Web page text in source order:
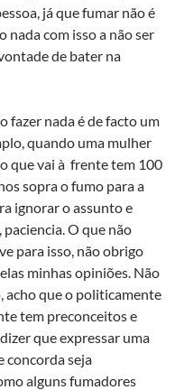
já que fumar não é
nada com isso a não ser
de bater na
fazer nada é de facto um
quando uma mulher
que vai à frente tem 100
sopra o fumo para a
ignorar o assunto e
paciencia. O que não
para isso, não obrigo
minhas opiniões. Não
acho que o politicamente
tem preconceitos e
que expressar uma
concorda seja
alguns fumadores